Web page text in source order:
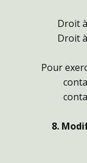
Droit
Droit
Pour
8.